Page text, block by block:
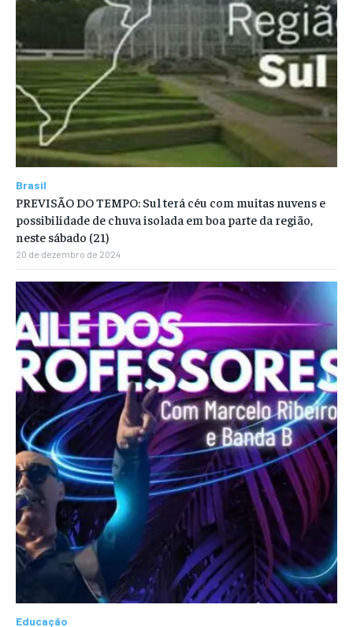
Brasil
PREVISÃO DO TEMPO: Sul terá céu com muitas nuvens e
possibilidade de chuva isolada em boa parte da região,
neste sábado (21)
20 de dezembro de 2024
Educação